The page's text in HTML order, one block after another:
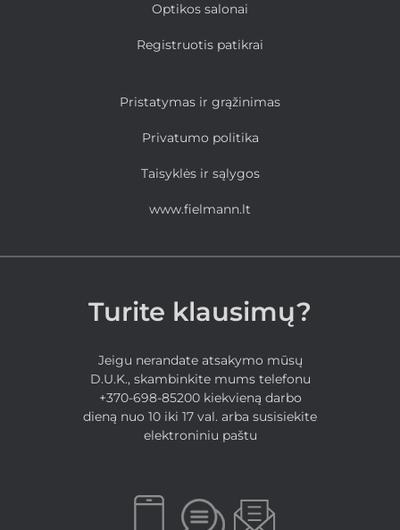
Optikos salonai
Registruotis patikrai
Pristatymas ir grąžinimas
Privatumo politika
Taisyklės ir sąlygos
www.fielmann.lt
Turite klausimų?
Jeigu nerandate atsakymo mūsų
D.U.K., skambinkite mums telefonu
+370-698-85200 kiekvieną darbo
dieną nuo 10 iki 17 val. arba susisiekite
elektroniniu paštu